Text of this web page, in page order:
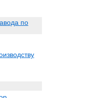
по